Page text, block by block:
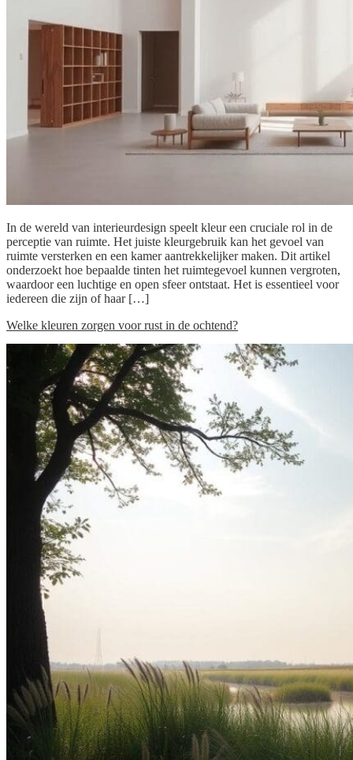
In de wereld van interieurdesign speelt kleur een cruciale rol in de
perceptie van ruimte. Het juiste kleurgebruik kan het gevoel van
ruimte versterken en een kamer aantrekkelijker maken. Dit artikel
onderzoekt hoe bepaalde tinten het ruimtegevoel kunnen vergroten,
waardoor een luchtige en open sfeer ontstaat. Het is essentieel voor
iedereen die zijn of haar […]
Welke kleuren zorgen voor rust in de ochtend?